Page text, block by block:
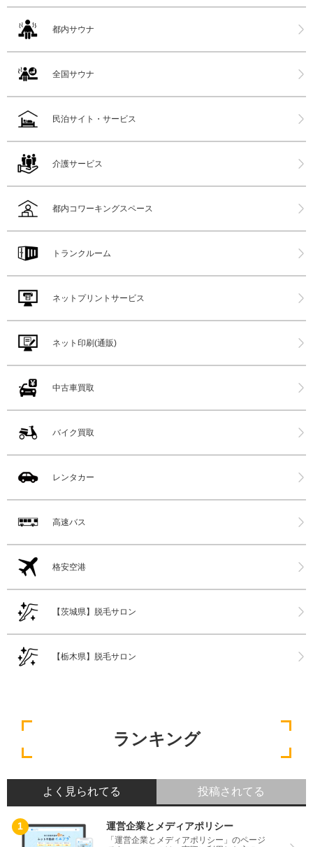
都内サウナ
全国サウナ
民泊サイト・サービス
介護サービス
都内コワーキングスペース
トランクルーム
ネットプリントサービス
ネット印刷(通販)
中古車買取
バイク買取
レンタカー
高速バス
格安空港
【茨城県】脱毛サロン
【栃木県】脱毛サロン
ランキング
よく見られてる 投稿されてる
運営企業とメディアポリシー
「運営企業とメディアポリシー」のページ